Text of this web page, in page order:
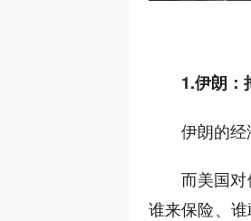
1.伊朗：
伊朗的经
而美国对
谁来保险、